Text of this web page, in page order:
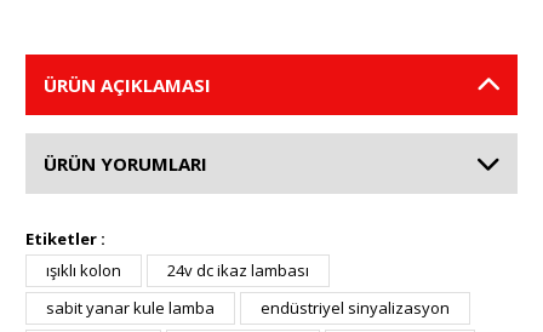
ÜRÜN AÇIKLAMASI
ÜRÜN YORUMLARI
Etiketler :
ışıklı kolon
24v dc ikaz lambası
sabit yanar kule lamba
endüstriyel sinyalizasyon